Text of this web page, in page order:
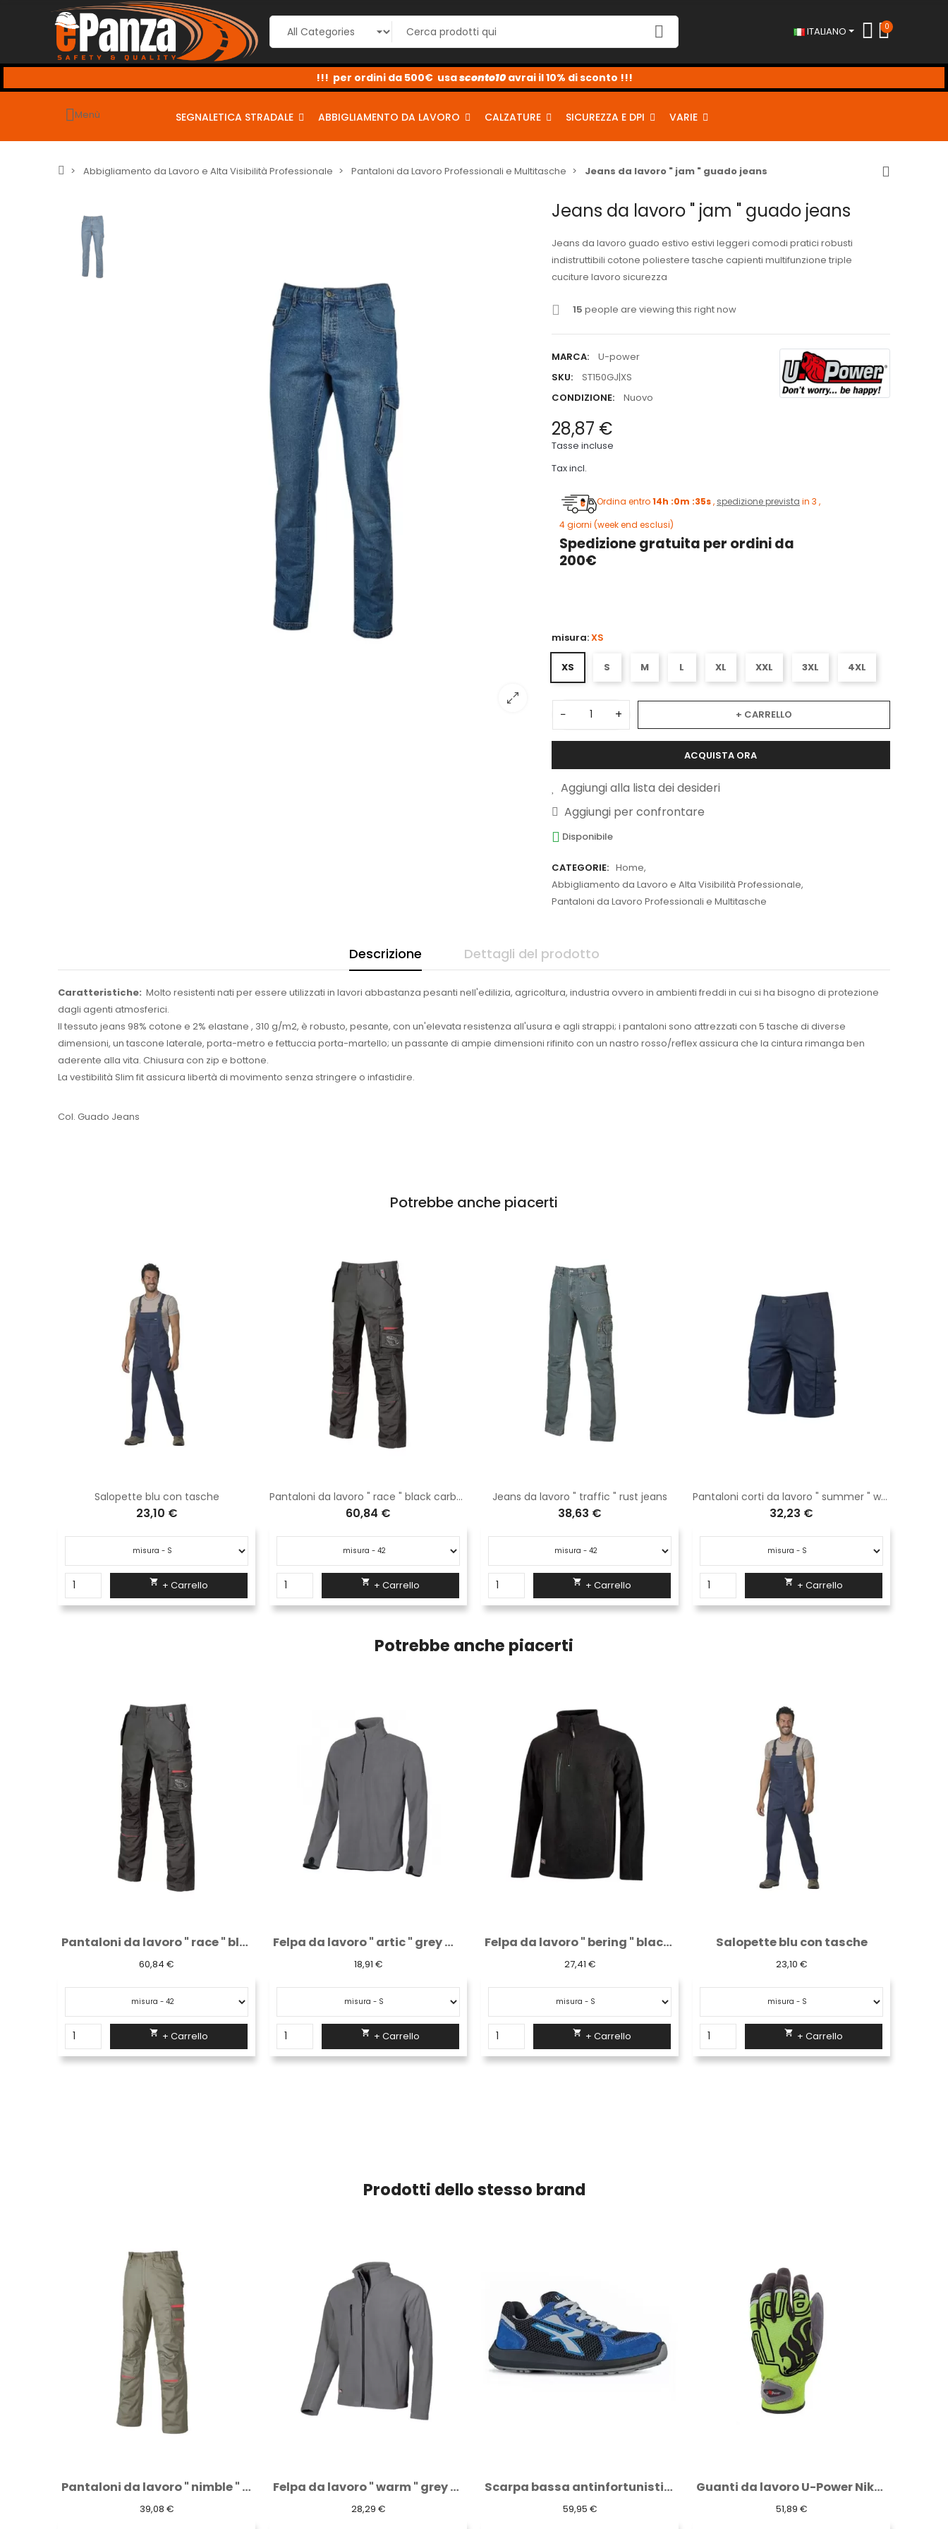
ITALIANO 0
sconto2
sconto5
sconto10
Menù SEGNALETICA STRADALE ABBIGLIAMENTO DA LAVORO CALZATURE SICUREZZA E DPI VARIE
Abbigliamento da Lavoro e Alta Visibilità Professionale Pantaloni da Lavoro Professionali e Multitasche Jeans da lavoro " jam " guado jeans
Jeans da lavoro " jam " guado jeans
Jeans da lavoro guado estivo estivi leggeri comodi pratici robusti
indistruttibili cotone poliestere tasche capienti multifunzione triple
cuciture lavoro sicurezza
15 people are viewing this right now
MARCA:
U-power
SKU:
ST150GJ|XS
CONDIZIONE:
Nuovo
28,87 €
Tasse incluse
Tax incl.
Ordina entro14h :0m :34s, spedizione prevista in 3 ,
4 giorni (week end esclusi)
Spedizione gratuita per ordini da
200€
misura:XS
XS S M L XL XXL 3XL 4XL
− + + CARRELLO
ACQUISTA ORA
Aggiungi alla lista dei desideri
Aggiungi per confrontare
Disponibile
CATEGORIE: Home,
Abbigliamento da Lavoro e Alta Visibilità Professionale,
Pantaloni da Lavoro Professionali e Multitasche
Descrizione Dettagli del prodotto
Caratteristiche: Molto resistenti nati per essere utilizzati in lavori abbastanza pesanti nell'edilizia, agricoltura, industria ovvero in ambienti freddi in cui si ha bisogno di protezione
dagli agenti atmosferici.
Il tessuto jeans 98% cotone e 2% elastane , 310 g/m2, è robusto, pesante, con un'elevata resistenza all'usura e agli strappi; i pantaloni sono attrezzati con 5 tasche di diverse
dimensioni, un tascone laterale, porta-metro e fettuccia porta-martello; un passante di ampie dimensioni rifinito con un nastro rosso/reflex assicura che la cintura rimanga ben
aderente alla vita. Chiusura con zip e bottone.
La vestibilità Slim fit assicura libertà di movimento senza stringere o infastidire.
Col. Guado Jeans
Potrebbe anche piacerti
Salopette blu con tasche
23,10 €
 + Carrello
Pantaloni da lavoro " race " black carbon
60,84 €
 + Carrello
Jeans da lavoro " traffic " rust jeans
38,63 €
 + Carrello
Pantaloni corti da lavoro " summer " westlake blue
32,23 €
 + Carrello
Potrebbe anche piacerti
Felpa da lavoro " artic " grey meteorite
18,91 €
 + Carrello
Felpa da lavoro " bering " black carbon
27,41 €
 + Carrello
Salopette blu con tasche
23,10 €
 + Carrello
32,23 €
 + Carrello
Prodotti dello stesso brand
Felpa da lavoro " warm " grey meteorite
28,29 €
Scarpa bassa antinfortunistica Sky S1P SRC...
59,95 €
Guanti da lavoro U-Power Niko Green Fluo...
51,89 €
Pantaloni da lavoro " smile " grey meteorite
38,06 €